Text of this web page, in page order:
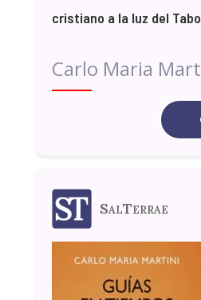
cristiano a la luz del
Carlo Maria
SalTerrae